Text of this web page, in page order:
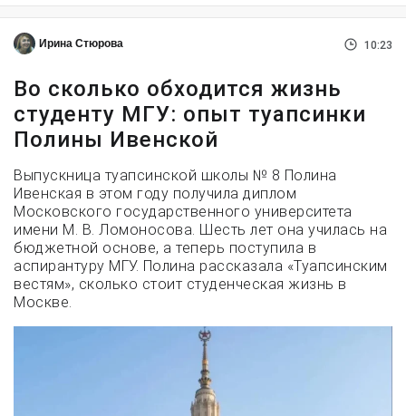
Ирина Стюрова 10:23
Во сколько обходится жизнь
студенту МГУ: опыт туапсинки
Полины Ивенской
Выпускница туапсинской школы № 8 Полина
Ивенская в этом году получила диплом
Московского государственного университета
имени М. В. Ломоносова. Шесть лет она училась на
бюджетной основе, а теперь поступила в
аспирантуру МГУ. Полина рассказала «Туапсинским
вестям», сколько стоит студенческая жизнь в
Москве.